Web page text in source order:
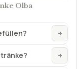
Olba
+
+